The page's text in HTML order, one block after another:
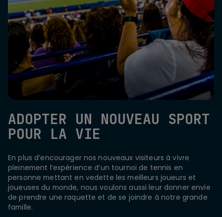
ADOPTER UN NOUVEAU SPORT
POUR LA VIE
En plus d’encourager nos nouveaux visiteurs à vivre
pleinement l’expérience d’un tournoi de tennis en
personne mettant en vedette les meilleurs joueurs et
joueuses du monde, nous voulons aussi leur donner envie
de prendre une raquette et de se joindre à notre grande
famille.